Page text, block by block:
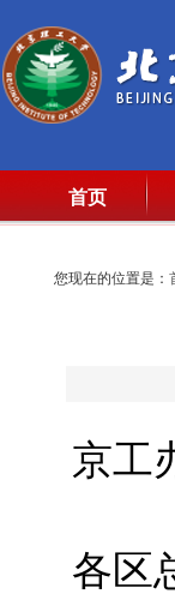
首页
您现在的位置是：
京工
各区